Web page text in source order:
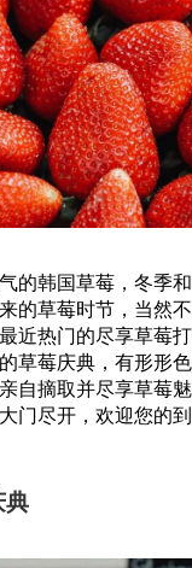
的韩国草莓，冬季
的草莓时节，当然
近热门的尽享草莓
草莓庆典，有形形
自摘取并尽享草莓
门尽开，欢迎您的到
典